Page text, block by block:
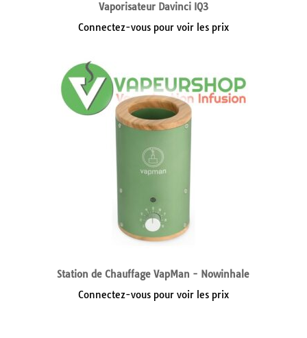
Vaporisateur Davinci IQ3
Connectez-vous pour voir les prix
Station de Chauffage VapMan - Nowinhale
Connectez-vous pour voir les prix